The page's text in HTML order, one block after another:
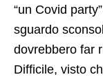
“un Covid
sguardo
dovrebbero far
Difficile, visto